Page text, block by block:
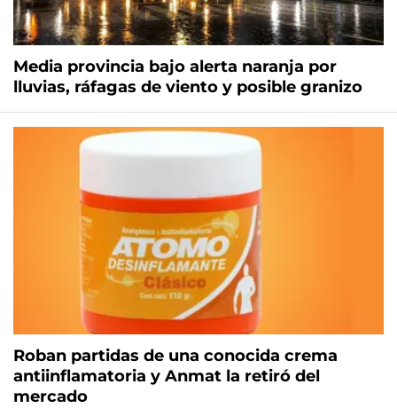
Media provincia bajo alerta naranja por
lluvias, ráfagas de viento y posible granizo
Roban partidas de una conocida crema
antiinflamatoria y Anmat la retiró del
mercado